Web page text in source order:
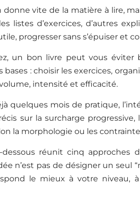
donne vite de la matière à lire,
listes d’exercices, d’autres
progresser sans s’épuiser et
un bon livre peut vous éviter
: choisir les exercices,
intensité et efficacité.
quelques mois de pratique,
sur la surcharge
la morphologie ou les
dessous réunit cinq approches
n’est pas de désigner un seul
le mieux à votre niveau,